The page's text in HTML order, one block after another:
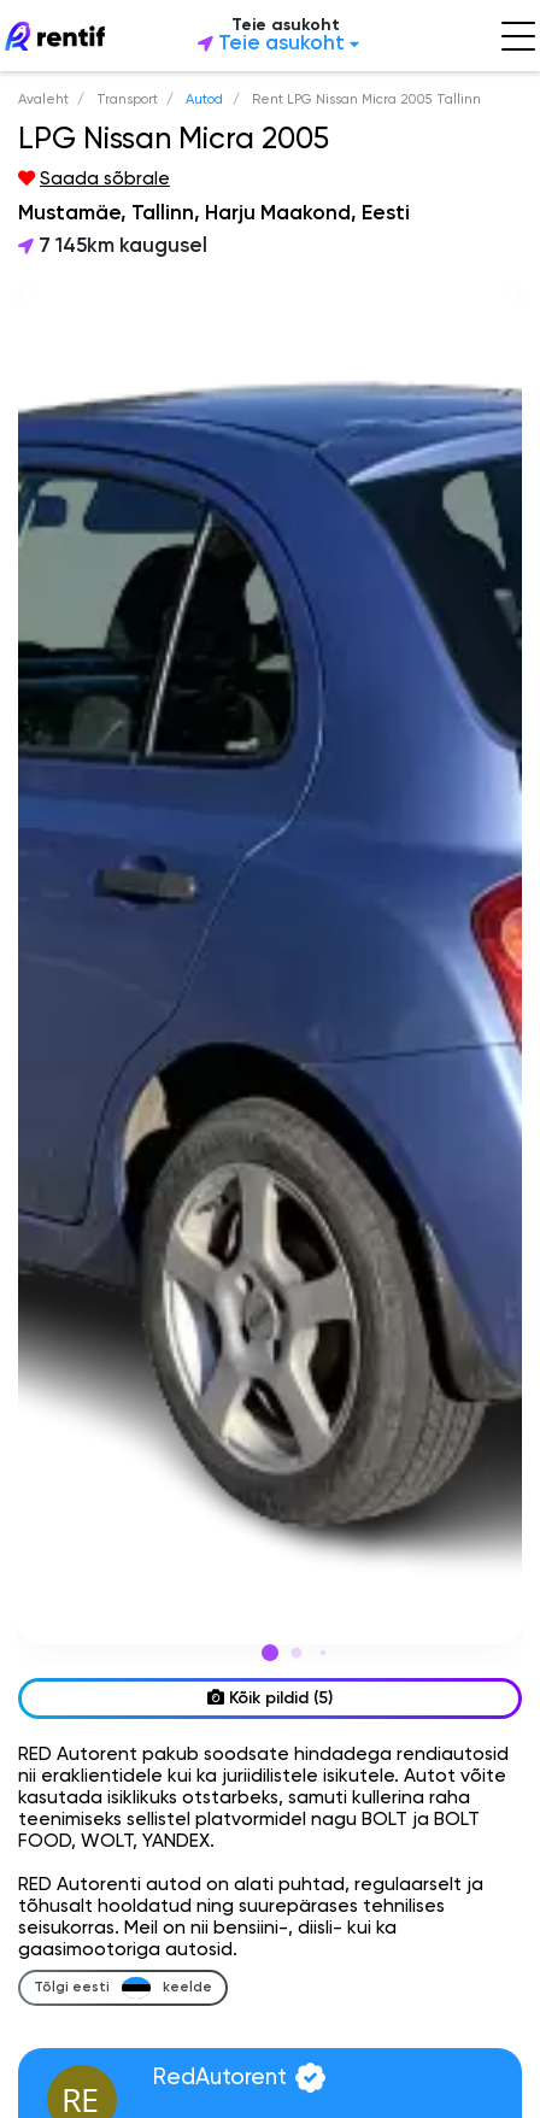
Teie asukoht
Teie asukoht
Avaleht Transport Autod Rent LPG Nissan Micra 2005 Tallinn
LPG Nissan Micra 2005
Saada sõbrale
Mustamäe, Tallinn, Harju Maakond, Eesti
7 145km kaugusel
Kõik pildid (5)
RED Autorent pakub soodsate hindadega rendiautosid
nii eraklientidele kui ka juriidilistele isikutele. Autot võite
kasutada isiklikuks otstarbeks, samuti kullerina raha
teenimiseks sellistel platvormidel nagu BOLT ja BOLT
FOOD, WOLT, YANDEX.
RED Autorenti autod on alati puhtad, regulaarselt ja
tõhusalt hooldatud ning suurepärases tehnilises
seisukorras. Meil on nii bensiini-, diisli- kui ka
gaasimootoriga autosid.
Tõlgi eesti keelde
RedAutorent